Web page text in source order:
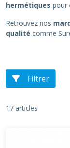
hermétiques pour
Retrouvez nos
qualité comme
Filtrer
17 articles